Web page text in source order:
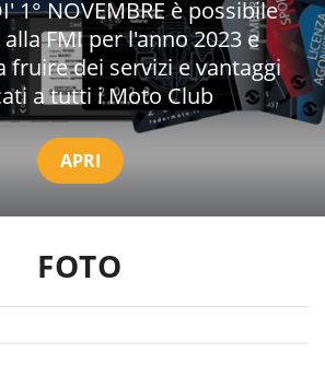
1° NOVEMBRE è possibile
FMI per l'anno 2023 e
fruire dei servizi e vantaggi
a tutti i Moto Club
APRI
FOTO